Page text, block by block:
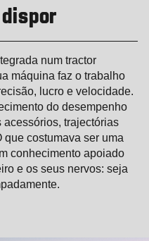
dispor
num tractor
máquina faz o trabalho
lucro e velocidade.
do desempenho
acessórios, trajectórias
que costumava ser uma
conhecimento apoiado
e os seus nervos: seja